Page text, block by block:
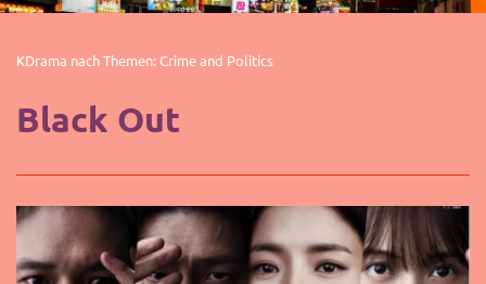
KDrama nach Themen:Crime and Politics
Black Out